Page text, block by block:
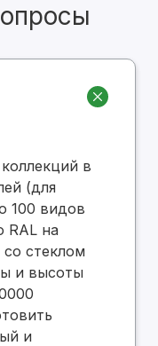
в
(для
100 видов
RAL на
стеклом
и высоты
и